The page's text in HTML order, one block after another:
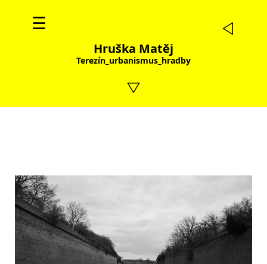
☰
Hruška Matěj
Terezín_urbanismus_hradby